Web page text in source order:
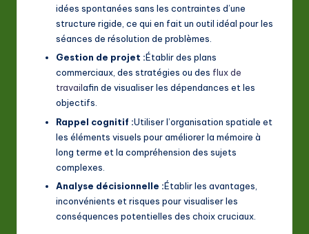
idées spontanées sans les contraintes d’une
structure rigide, ce qui en fait un outil idéal pour les
séances de résolution de problèmes.
Gestion de projet :Établir des plans
commerciaux, des stratégies ou des flux de
travailafin de visualiser les dépendances et les
objectifs.
Rappel cognitif :Utiliser l’organisation spatiale et
les éléments visuels pour améliorer la mémoire à
long terme et la compréhension des sujets
complexes.
Analyse décisionnelle :Établir les avantages,
inconvénients et risques pour visualiser les
conséquences potentielles des choix cruciaux.